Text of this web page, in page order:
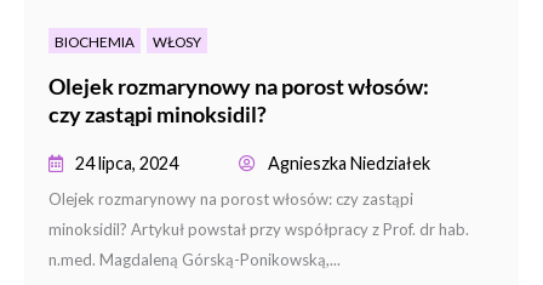
BIOCHEMIA WŁOSY
Olejek rozmarynowy na porost włosów:
czy zastąpi minoksidil?
24 lipca, 2024 Agnieszka Niedziałek
Olejek rozmarynowy na porost włosów: czy zastąpi
minoksidil? Artykuł powstał przy współpracy z Prof. dr hab.
n.med. Magdaleną Górską-Ponikowską,...